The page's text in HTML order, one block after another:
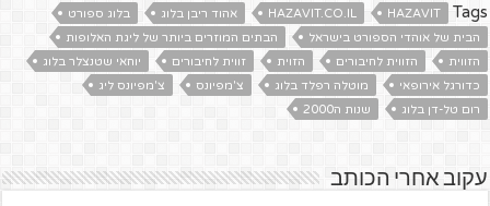
Tags
HAZAVIT
HAZAVIT.CO.IL אהוד ריבן בלוג
בלוג ספורט
הבית של אוהדי הספורט בישראל
הבתים המוזרים ביותר של ליגת האלופות
הזווית
הזווית לחיבורים הזוית זווית לחיבורים
יוחאי שטנצלר בלוג
כדורגל אירופאי
מוטלה רפלד בלוג צ'מפיונס
צ'מפיונס ליג
רום טל-דן בלוג
שנות ה2000
עקוב אחרי הכותב